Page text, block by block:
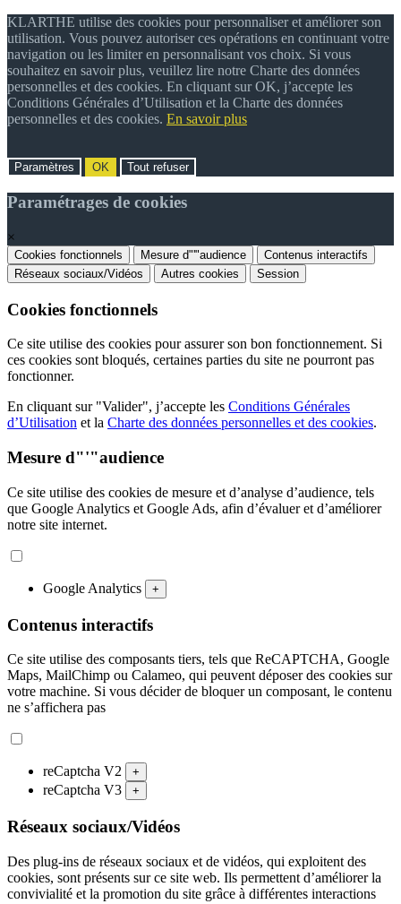
KLARTHE utilise des cookies pour personnaliser et améliorer son
utilisation. Vous pouvez autoriser ces opérations en continuant votre
navigation ou les limiter en personnalisant vos choix. Si vous
souhaitez en savoir plus, veuillez lire notre Charte des données
personnelles et des cookies. En cliquant sur OK, j’accepte les
Conditions Générales d’Utilisation et la Charte des données
personnelles et des cookies. En savoir plus
Paramètres OK Tout refuser
Paramétrages de cookies
×
Cookies fonctionnels Mesure d"'"audience
Contenus interactifs
Réseaux sociaux/Vidéos
Autres cookies Session
Cookies fonctionnels
Ce site utilise des cookies pour assurer son bon fonctionnement. Si
ces cookies sont bloqués, certaines parties du site ne pourront pas
fonctionner.
En cliquant sur "Valider", j’accepte les Conditions Générales
d’Utilisation et la Charte des données personnelles et des cookies.
Mesure d"'"audience
Ce site utilise des cookies de mesure et d’analyse d’audience, tels
que Google Analytics et Google Ads, afin d’évaluer et d’améliorer
notre site internet.
Google Analytics +
Contenus interactifs
Ce site utilise des composants tiers, tels que ReCAPTCHA, Google
Maps, MailChimp ou Calameo, qui peuvent déposer des cookies sur
votre machine. Si vous décider de bloquer un composant, le contenu
ne s’affichera pas
reCaptcha V2 +
reCaptcha V3 +
Réseaux sociaux/Vidéos
Des plug-ins de réseaux sociaux et de vidéos, qui exploitent des
cookies, sont présents sur ce site web. Ils permettent d’améliorer la
convivialité et la promotion du site grâce à différentes interactions